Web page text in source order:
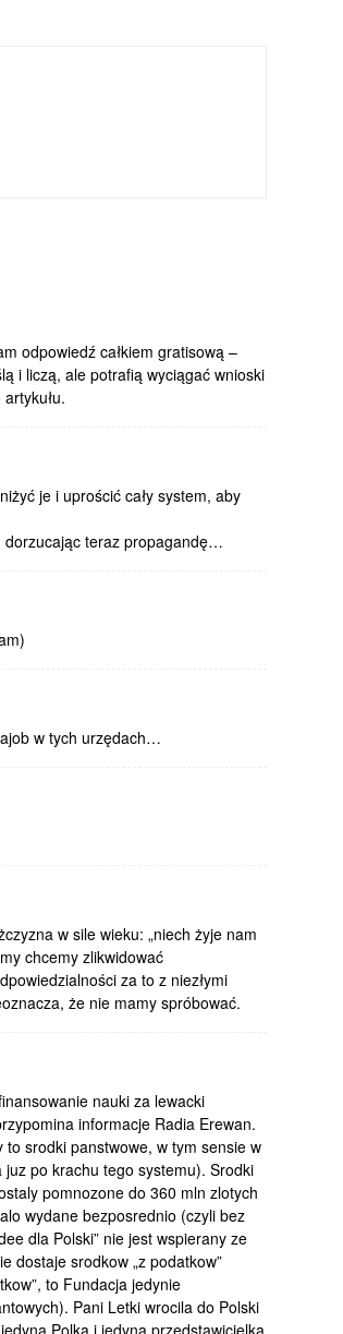
odpowiedź całkiem gratisową –
i liczą, ale potrafią wyciągać wnioski
je i uprościć cały system, aby
dorzucając teraz propagandę…
w tych urzędach…
w sile wieku: „niech żyje nam
chcemy zlikwidować
za to z niezłymi
że nie mamy spróbować.
nauki za lewacki
informacje Radia Erewan.
srodki panstwowe, w tym sensie w
po krachu tego systemu). Srodki
pomnozone do 360 mln zlotych
wydane bezposrednio (czyli bez
dla Polski” nie jest wspierany ze
dostaje srodkow „z podatkow”
to Fundacja jedynie
Pani Letki wrocila do Polski
Polka i jedyna przedstawicielka